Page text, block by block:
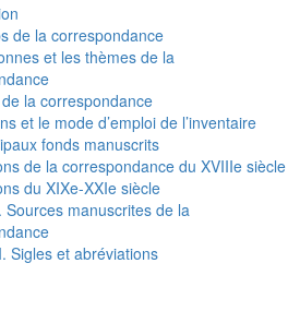
de la correspondance
et les thèmes de la
la correspondance
et le mode d’emploi de l’inventaire
fonds manuscrits
de la correspondance du XVIIIe siècle
du XIXe-XXIe siècle
Sources manuscrites de la
Sigles et abréviations